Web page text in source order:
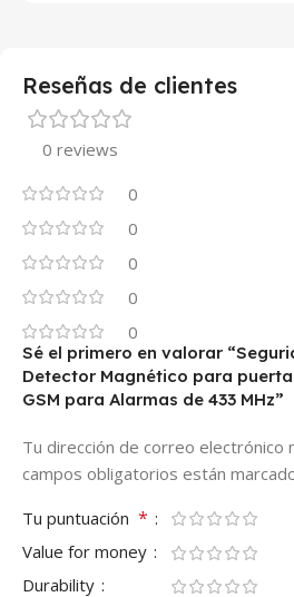
Reseñas de clientes
0 reviews
0
0
0
0
0
Sé el primero en valorar
Detector Magnético para
GSM para Alarmas de 433 MHz”
Tu dirección de correo electrónico
campos obligatorios están
Tu puntuación *
Value for money
Durability